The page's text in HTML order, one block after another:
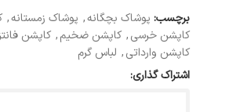
برچسب: پوشاک بچگانه, پوشاک زمستانه,
کاپشن خرسی, کاپشن ضخیم, کاپشن
کاپشن وارداتی, لباس گرم
اشتراک گذاری: